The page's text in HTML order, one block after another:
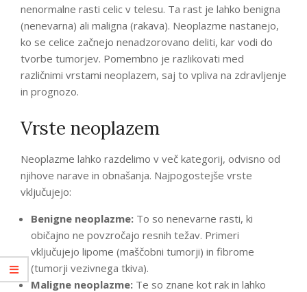
nenormalne rasti celic v telesu. Ta rast je lahko benigna
(nenevarna) ali maligna (rakava). Neoplazme nastanejo,
ko se celice začnejo nenadzorovano deliti, kar vodi do
tvorbe tumorjev. Pomembno je razlikovati med
različnimi vrstami neoplazem, saj to vpliva na zdravljenje
in prognozo.
Vrste neoplazem
Neoplazme lahko razdelimo v več kategorij, odvisno od
njihove narave in obnašanja. Najpogostejše vrste
vključujejo:
Benigne neoplazme: To so nenevarne rasti, ki
običajno ne povzročajo resnih težav. Primeri
vključujejo lipome (maščobni tumorji) in fibrome
(tumorji vezivnega tkiva).
Maligne neoplazme: Te so znane kot rak in lahko